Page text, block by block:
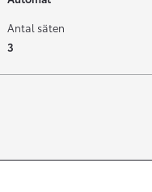
Antal säten
3